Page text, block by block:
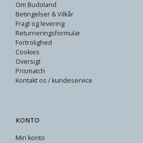
Om Budoland
Betingelser & Vilkår
Fragt og levering
Returneringsformular
Fortrolighed
Cookies
Oversigt
Prismatch
Kontakt os / kundeservice
KONTO
Min konto